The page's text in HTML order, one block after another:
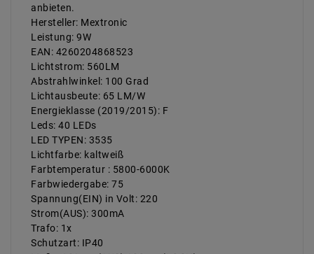
anbieten.
Hersteller: Mextronic
Leistung: 9W
EAN: 4260204868523
Lichtstrom: 560LM
Abstrahlwinkel: 100 Grad
Lichtausbeute: 65 LM/W
Energieklasse (2019/2015): F
Leds: 40 LEDs
LED TYPEN: 3535
Lichtfarbe: kaltweiß
Farbtemperatur : 5800-6000K
Farbwiedergabe: 75
Spannung(EIN) in Volt: 220
Strom(AUS): 300mA
Trafo: 1x
Schutzart: IP40